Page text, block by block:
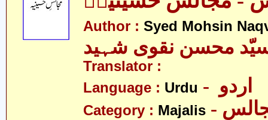
Author : Syed Mohsin
محسن نقوی شہید
Translator :
Language : Urdu
Category : Majalis